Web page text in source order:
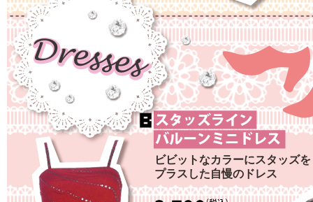
ビビットなカラーにスタッズを
プラスした自慢のドレス